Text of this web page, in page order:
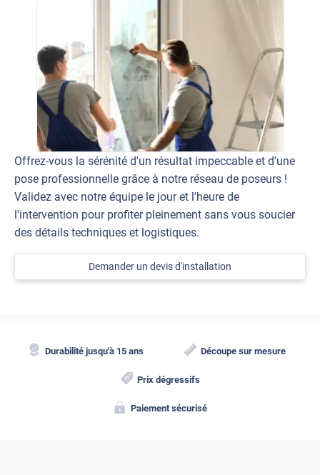
Offrez-vous la sérénité d'un résultat impeccable et d'une
pose professionnelle grâce à notre réseau de poseurs !
Validez avec notre équipe le jour et l'heure de
l'intervention pour profiter pleinement sans vous soucier
des détails techniques et logistiques.
Demander un devis d'installation
Durabilité jusqu'à 15 ans Découpe sur mesure
Prix dégressifs
Paiement sécurisé